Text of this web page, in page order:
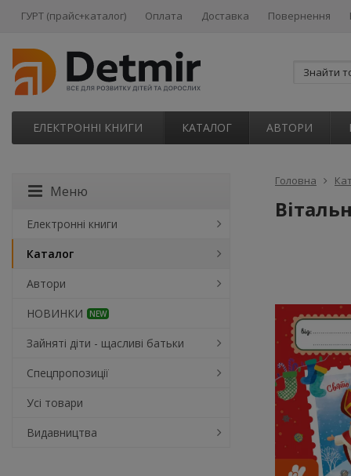
ГУРТ (прайс+каталог) Оплата Доставка Повернення
ЕЛЕКТРОННІ КНИГИ КАТАЛОГ АВТОРИ
Головна
Меню
Електронні книги
Каталог
Автори
НОВИНКИ
NEW
Зайняті діти - щасливі батьки
Спецпропозиції
Усі товари
Видавництва